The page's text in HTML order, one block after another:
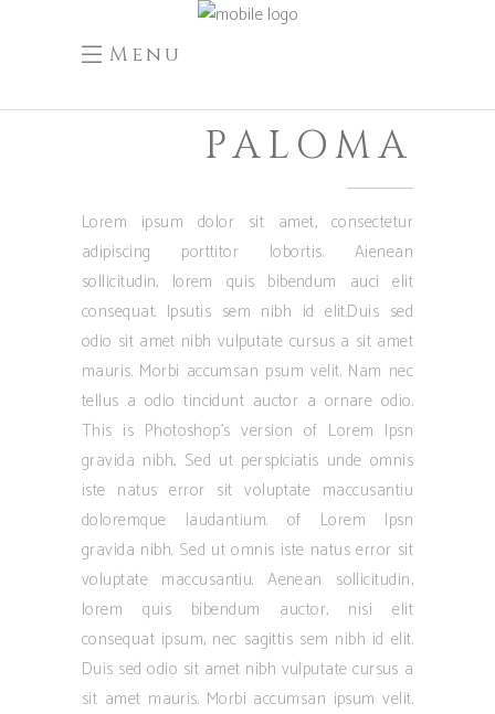
Menu
PALOMA
Lorem ipsum dolor sit amet, consectetur
adipiscing porttitor lobortis. Aienean
sollicitudin, lorem quis bibendum auci elit
consequat. Ipsutis sem nibh id elit.Duis sed
odio sit amet nibh vulputate cursus a sit amet
mauris. Morbi accumsan psum velit. Nam nec
tellus a odio tincidunt auctor a ornare odio.
This is Photoshop’s version of Lorem Ipsn
gravida nibh.. Sed ut perspiciatis unde omnis
iste natus error sit voluptate maccusantiu
doloremque laudantium. of Lorem Ipsn
gravida nibh. Sed ut omnis iste natus error sit
voluptate maccusantiu. Aenean sollicitudin,
lorem quis bibendum auctor, nisi elit
consequat ipsum, nec sagittis sem nibh id elit.
Duis sed odio sit amet nibh vulputate cursus a
sit amet mauris. Morbi accumsan ipsum velit.